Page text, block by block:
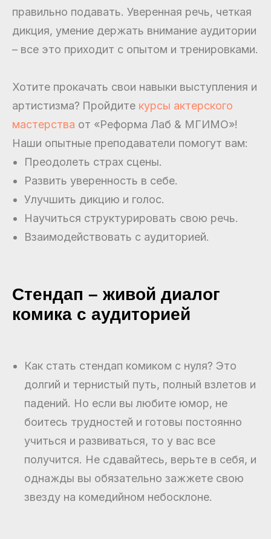
правильно подавать. Уверенная речь, четкая
дикция, умение держать внимание аудитории
– все это приходит с опытом и тренировками.
Хотите прокачать свои навыки выступления и
артистизма? Пройдите курсы актерского
мастерства от «Реформа Лаб & МГИМО»!
Наши опытные преподаватели помогут вам:
Преодолеть страх сцены.
Развить уверенность в себе.
Улучшить дикцию и голос.
Научиться структурировать свою речь.
Взаимодействовать с аудиторией.
Стендап – живой диалог
комика с аудиторией
Как стать стендап комиком с нуля? Это
долгий и тернистый путь, полный взлетов и
падений. Но если вы любите юмор, не
боитесь трудностей и готовы постоянно
учиться и развиваться, то у вас все
получится. Не сдавайтесь, верьте в себя, и
однажды вы обязательно зажжете свою
звезду на комедийном небосклоне.